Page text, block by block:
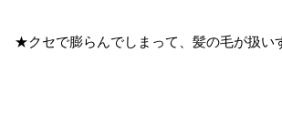
★クセで膨らんでしまって、髪の毛が扱い